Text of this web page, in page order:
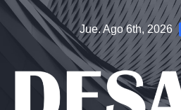
Jue. Ago 6th, 2026